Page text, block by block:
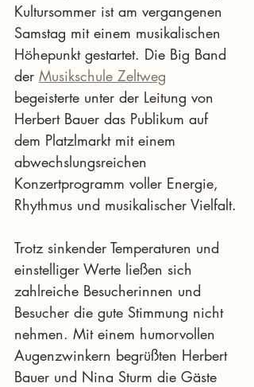
Kultursommer ist am vergangenen
Samstag mit einem musikalischen
Höhepunkt gestartet. Die Big Band
der Musikschule Zeltweg
begeisterte unter der Leitung von
Herbert Bauer das Publikum auf
dem Platzlmarkt mit einem
abwechslungsreichen
Konzertprogramm voller Energie,
Rhythmus und musikalischer Vielfalt.
Trotz sinkender Temperaturen und
einstelliger Werte ließen sich
zahlreiche Besucherinnen und
Besucher die gute Stimmung nicht
nehmen. Mit einem humorvollen
Augenzwinkern begrüßten Herbert
Bauer und Nina Sturm die Gäste